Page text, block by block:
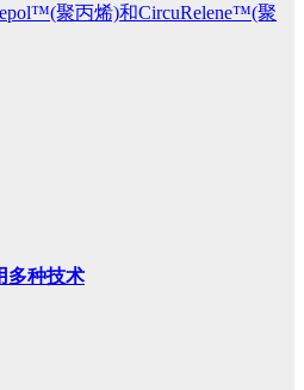
聚丙烯)和CircuRelene™(聚
多种技术